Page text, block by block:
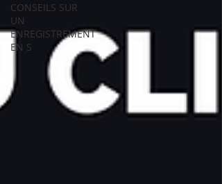
CONSEILS SUR
UN
ENREGISTREMENT
EN S